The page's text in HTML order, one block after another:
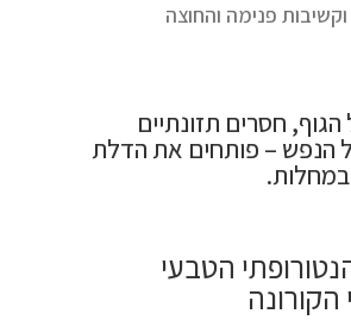
פנימה והחוצה
חסרים תזונתיים
הנפש – פותחים את הדלת
הטבעי